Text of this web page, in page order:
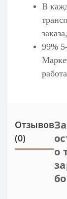
В
99%
Отзывов
(0)
о